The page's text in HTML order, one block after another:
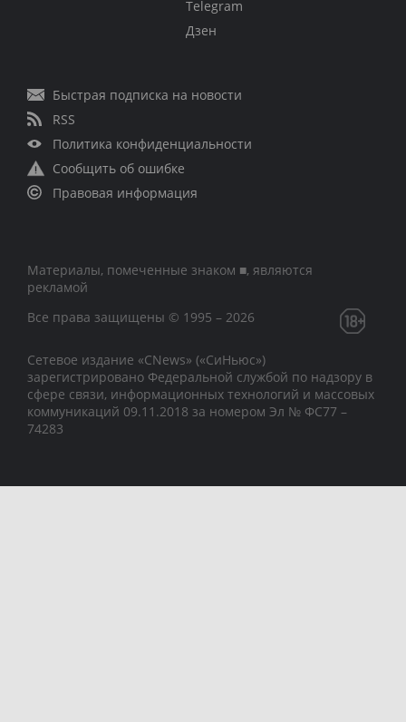
Telegram
Дзен
Быстрая подписка на новости
RSS
Политика конфиденциальности
Сообщить об ошибке
Правовая информация
Материалы, помеченные знаком ■, являются
рекламой
Все права защищены © 1995 – 2026
Сетевое издание «CNews» («СиНьюс»)
зарегистрировано Федеральной службой по надзору в
сфере связи, информационных технологий и массовых
коммуникаций 09.11.2018 за номером Эл № ФС77 –
74283